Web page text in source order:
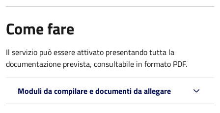
Come fare
Il servizio può essere attivato presentando tutta la
documentazione prevista, consultabile in formato PDF.
Moduli da compilare e documenti da allegare